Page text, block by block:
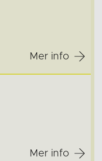
Mer info
Mer info